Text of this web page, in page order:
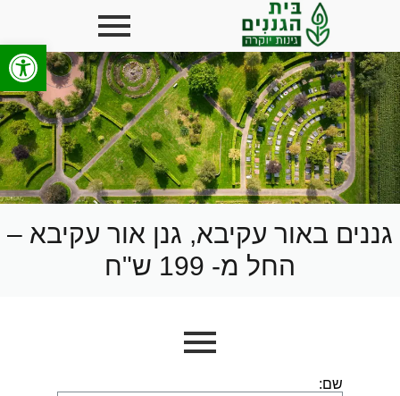
פתח
גננים באור עקיבא, גנן אור עקיבא –
החל מ- 199 ש"ח
שם: